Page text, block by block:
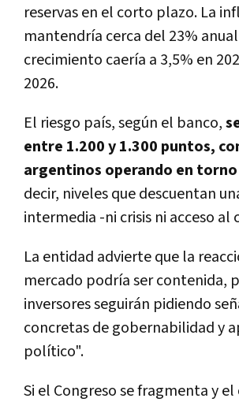
reservas en el corto plazo. La
mantendría cerca del 23% anual
crecimiento caería a 3,5% en
2026.
El riesgo país, según el banco,
entre 1.200 y 1.300 puntos,
argentinos operando en torno
decir, niveles que descuentan
intermedia -ni crisis ni acceso al
La entidad advierte que la
mercado podría ser contenida,
inversores seguirán pidiendo
concretas de gobernabilidad y
político".
Si el Congreso se fragmenta y